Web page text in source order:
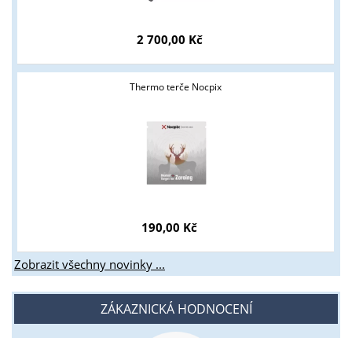
2 700,00 Kč
Thermo terče Nocpix
190,00 Kč
Zobrazit všechny novinky ...
ZÁKAZNICKÁ HODNOCENÍ